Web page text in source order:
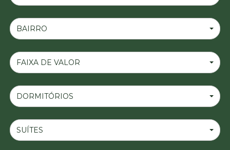
BAIRRO
FAIXA DE VALOR
DORMITÓRIOS
SUÍTES